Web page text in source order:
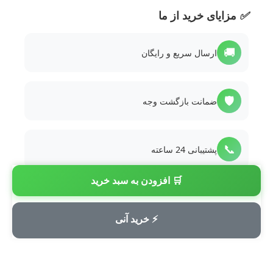
🛒 افزودن به سبد خرید
⚡ خرید آنی
✅ مزایای خرید از ما
🚚 ارسال سریع و رایگان
🛡️ ضمانت بازگشت وجه
📞 پشتیبانی 24 ساعته
💳 پرداخت امن